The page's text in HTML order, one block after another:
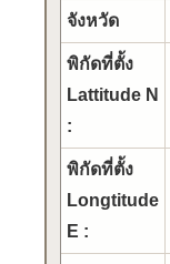
จังหวัด
พิกัดที่ตั้ง
Lattitude N
:
พิกัดที่ตั้ง
Longtitude
E :